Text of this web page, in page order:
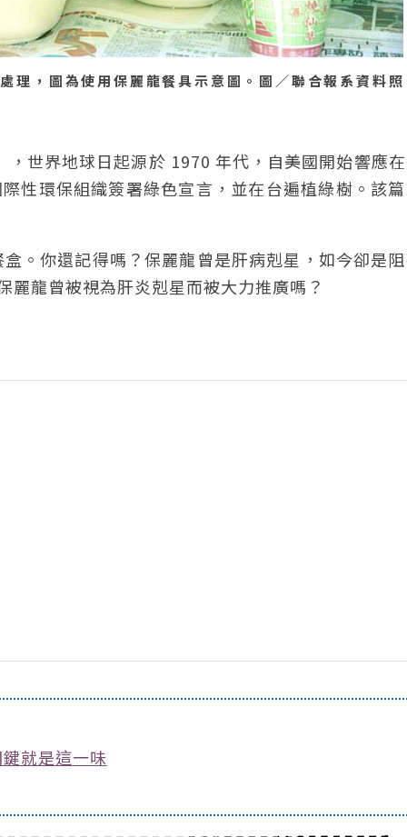
理，圖為使用保麗龍餐具示意圖。圖／聯合報系資料照
世界地球日起源於 1970 年代，自美國開始響應
性環保組織簽署綠色宣言，並在台遍植綠樹。該
。你還記得嗎？保麗龍曾是肝病剋星，如今卻是
龍曾被視為肝炎剋星而被大力推廣嗎？
就是這一味